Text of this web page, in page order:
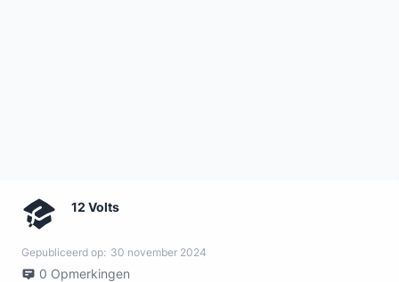
12 Volts
Gepubliceerd op: 30 november 2024
0 Opmerkingen